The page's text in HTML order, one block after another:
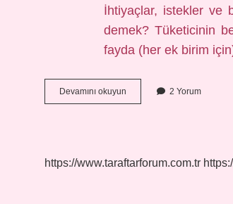
İhtiyaçlar, istekler ve
demek? Tüketicinin
fayda (her ek birim
Devamını okuyun
Aramak
2 Yorum
https://www.taraftarforum.com.tr